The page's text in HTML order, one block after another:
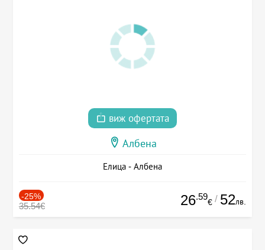
виж офертата
Албена
Елица - Албена
-25%
35.54€ 26.59
€ / 52лв.